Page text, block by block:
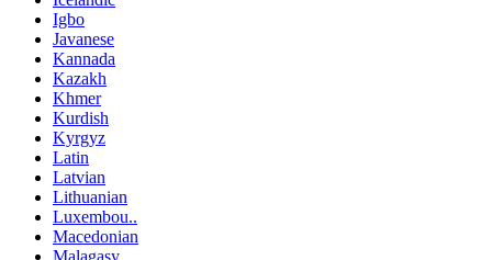
Igbo
Javanese
Kannada
Kazakh
Khmer
Kurdish
Kyrgyz
Latin
Latvian
Lithuanian
Luxembou..
Macedonian
Malagasy